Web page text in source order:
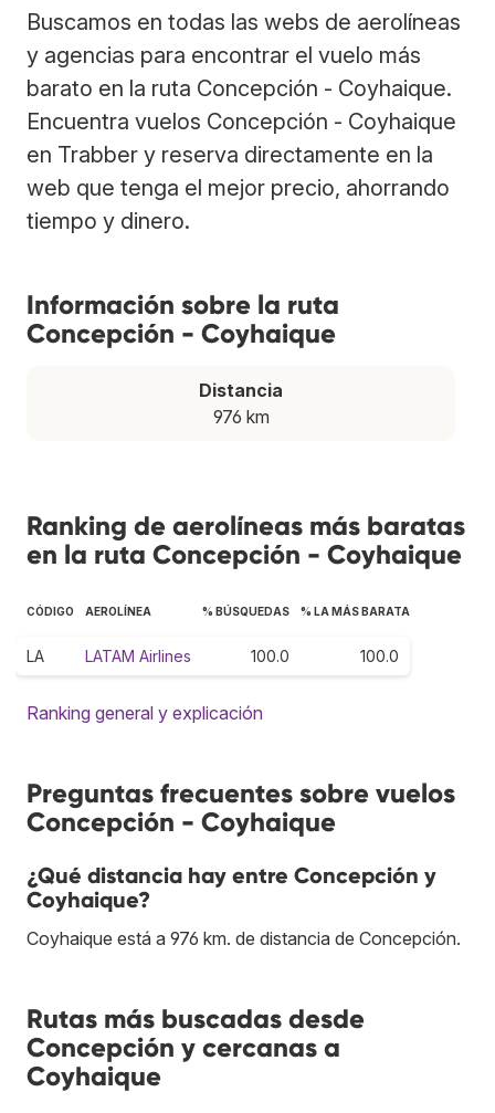
Buscamos en todas las webs de aerolíneas
y agencias para encontrar el vuelo más
barato en la ruta Concepción - Coyhaique.
Encuentra vuelos Concepción - Coyhaique
en Trabber y reserva directamente en la
web que tenga el mejor precio, ahorrando
tiempo y dinero.
Información sobre la ruta
Concepción - Coyhaique
Distancia
976 km
Ranking de aerolíneas más baratas
en la ruta Concepción - Coyhaique
CÓDIGO AEROLÍNEA % BÚSQUEDAS % LA MÁS BARATA
LA LATAM Airlines 100.0 100.0
Ranking general y explicación
Preguntas frecuentes sobre vuelos
Concepción - Coyhaique
¿Qué distancia hay entre Concepción y
Coyhaique?
Coyhaique está a 976 km. de distancia de Concepción.
Rutas más buscadas desde
Concepción y cercanas a
Coyhaique